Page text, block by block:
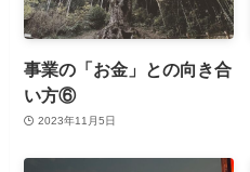
事業の「お金」との向き合
い方⑥
2023年11月5日